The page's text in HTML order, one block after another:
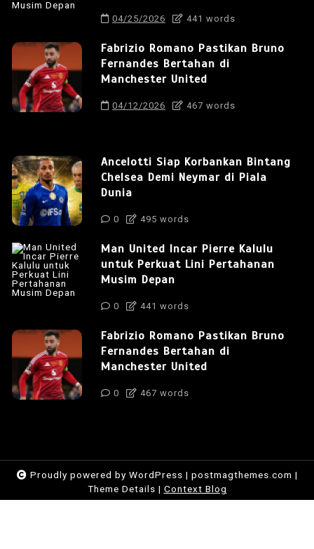
04/25/2026 441 words
Fabrizio Romano Pastikan Bruno
Fernandes Bertahan di
Manchester United
04/12/2026 467 words
Ancelotti Siap Korbankan Bintang
Chelsea Demi Neymar di Piala
Dunia
0 495 words
Man United Incar Pierre Kalulu
untuk Perkuat Lini Pertahanan
Musim Depan
0 441 words
Fabrizio Romano Pastikan Bruno
Fernandes Bertahan di
Manchester United
0 467 words
Proudly powered by WordPress | postmagthemes.com |
Theme Details | Context Blog